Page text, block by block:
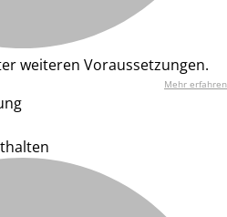
weiteren Voraussetzungen.
Mehr erfahren